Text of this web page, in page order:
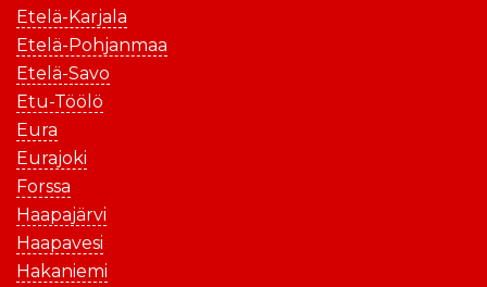
Etelä-Karjala
Etelä-Pohjanmaa
Etelä-Savo
Etu-Töölö
Eura
Eurajoki
Forssa
Haapajärvi
Haapavesi
Hakaniemi